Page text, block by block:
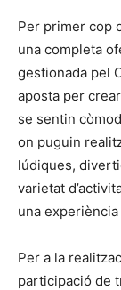
Per primer cop
una completa
gestionada pel
aposta per
se sentin
on puguin
lúdiques,
varietat
una
Per a la
participació de